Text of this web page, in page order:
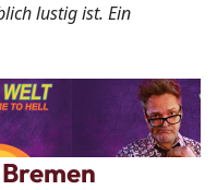
lustig ist. Ein